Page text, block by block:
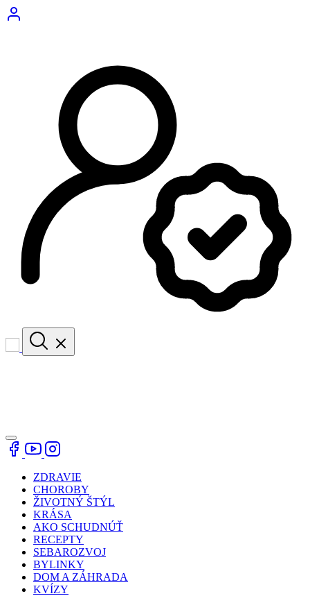
ZDRAVIE
CHOROBY
ŽIVOTNÝ ŠTÝL
KRÁSA
AKO SCHUDNÚŤ
RECEPTY
SEBAROZVOJ
BYLINKY
DOM A ZÁHRADA
KVÍZY